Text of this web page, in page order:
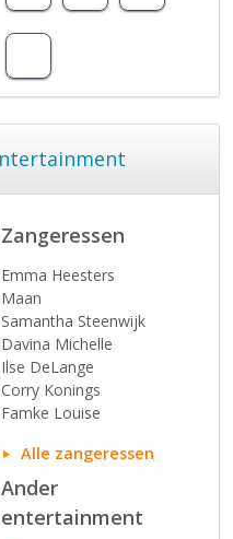
Zangeressen
Emma Heesters
Maan
Samantha Steenwijk
Davina Michelle
Ilse DeLange
Corry Konings
Famke Louise
Alle zangeressen
Ander
entertainment